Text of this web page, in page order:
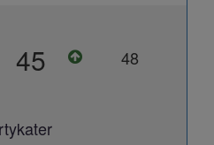
45 48